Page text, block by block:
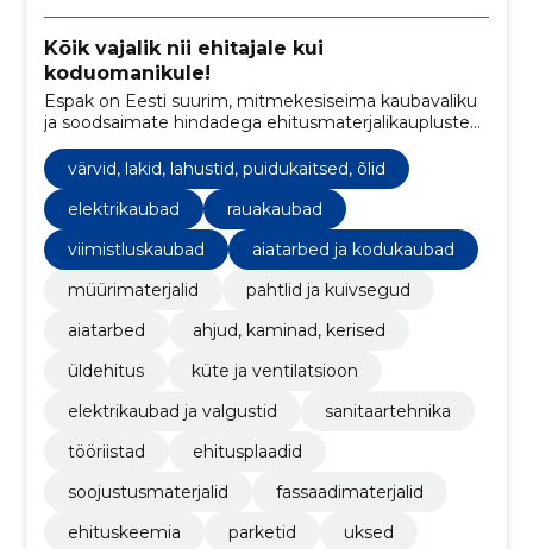
Kõik vajalik nii ehitajale kui
koduomanikule!
Espak on Eesti suurim, mitmekesiseima kaubavaliku
ja soodsaimate hindadega ehitusmaterjalikaupluste
kett. Asume 17 erinevas Eesti linnas.
värvid, lakid, lahustid, puidukaitsed, õlid
elektrikaubad
rauakaubad
viimistluskaubad
aiatarbed ja kodukaubad
müürimaterjalid
pahtlid ja kuivsegud
aiatarbed
ahjud, kaminad, kerised
üldehitus
küte ja ventilatsioon
elektrikaubad ja valgustid
sanitaartehnika
tööriistad
ehitusplaadid
soojustusmaterjalid
fassaadimaterjalid
ehituskeemia
parketid
uksed